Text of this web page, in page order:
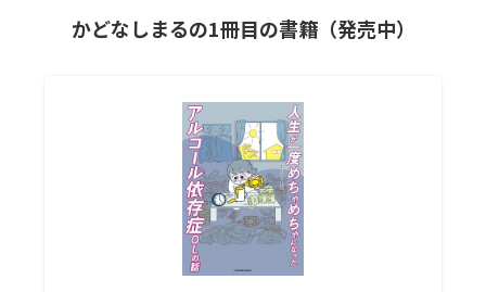
かどなしまるの1冊目の書籍（発売中）